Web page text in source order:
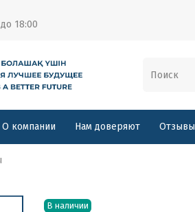
18:00
О компании Нам доверяют Отзывы
В наличии